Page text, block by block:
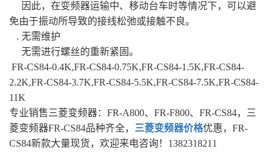
因此，在变频器运输中、移动台车时等情况下，可以避
免由于振动所导致的接线松弛或接触不良。
. 无需维护
无需进行螺丝的重新紧固。
FR-CS84-0.4K,FR-CS84-0.75K,FR-CS84-1.5K,FR-CS84-
2.2K,FR-CS84-3.7K,FR-CS84-5.5K,FR-CS84-7.5K,FR-CS84-
11K
专业销售三菱变频器：FR-A800、FR-F800、FR-CS84，三
菱变频器FR-CS84品种齐全， 三菱变频器价格优惠，FR-
CS84新款大量现货，欢迎来电咨询！1382318211